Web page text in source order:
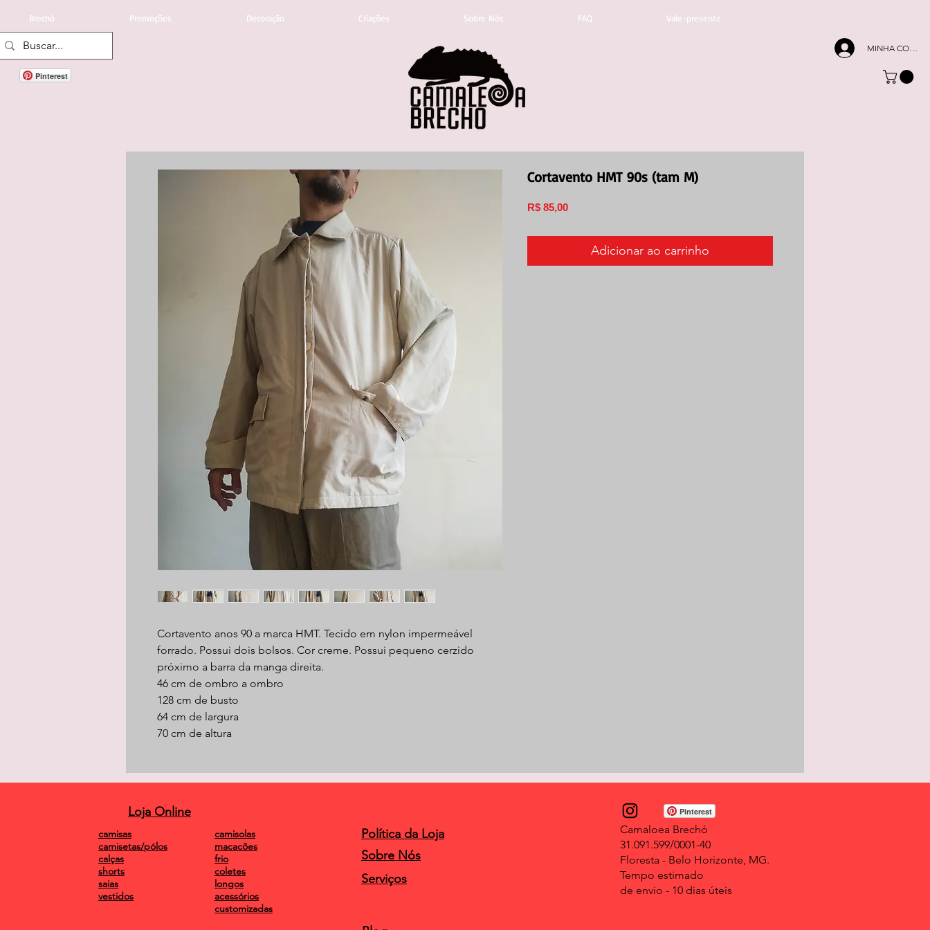
Brechó Promoções Decoração Criações Sobre Nós FAQ Vale-presente
MINHA CONTA
Pinterest
Cortavento anos 90 a marca HMT. Tecido em nylon impermeável
forrado. Possui dois bolsos. Cor creme. Possui pequeno cerzido
próximo a barra da manga direita.
46 cm de ombro a ombro
128 cm de busto
64 cm de largura
70 cm de altura
Cortavento HMT 90s (tam M)
R$ 85,00Preço
Adicionar ao carrinho
Loja Online
camisolas
macacões
frio
coletes
longos
acessórios
customizadas
camisas
camisetas/pólos
calças
shorts
saias
vestidos
Política da Loja
Sobre Nós
Serviços
Camaloea Brechó
31.091.599/0001-40
Floresta - Belo Horizonte, MG.
Tempo estimado
de envio - 10 dias úteis
Pinterest